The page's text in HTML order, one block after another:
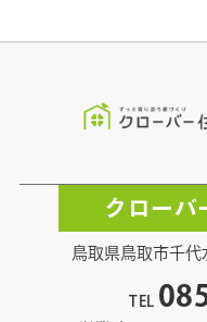
クローバ
鳥取県鳥取市千代
TEL